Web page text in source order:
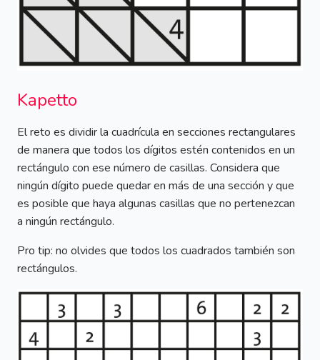
Kapetto
El reto es dividir la cuadrícula en secciones rectangulares
de manera que todos los dígitos estén contenidos en un
rectángulo con ese número de casillas. Considera que
ningún dígito puede quedar en más de una sección y que
es posible que haya algunas casillas que no pertenezcan
a ningún rectángulo.
Pro tip: no olvides que todos los cuadrados también son
rectángulos.